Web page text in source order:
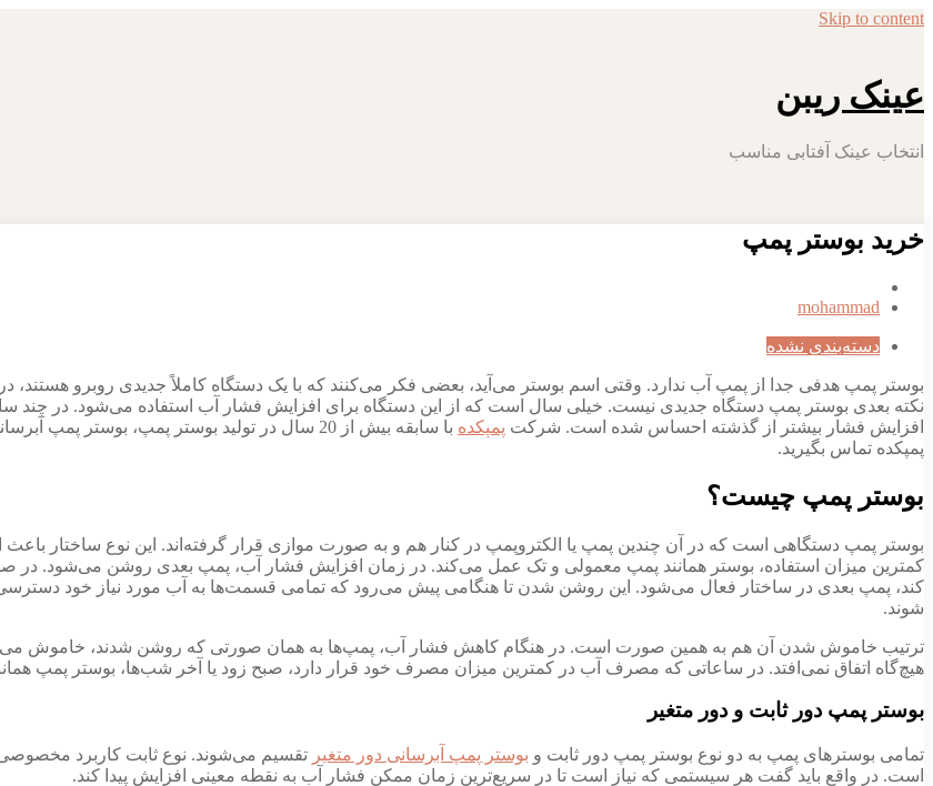
Skip to content
عینک ریبن
انتخاب عینک آفتابی مناسب
خرید بوستر پمپ
mohammad
دسته‌بندی نشده
بوستر پمپ هدفی جدا از پمپ آب ندارد. وقتی اسم بوستر می‌آید، بعضی فکر می‌کنند که با یک دستگاه کاملاً جدیدی روبرو هستند،
نکته بعدی بوستر پمپ دستگاه جدیدی نیست. خیلی سال است که از این دستگاه برای افزایش فشار آب استفاده می‌شود. در چند
افزایش فشار بیشتر از گذشته احساس شده است. شرکت پمپکده
با سابقه بیش از 20 سال در تولید بوستر پمپ،
پمپکده تماس بگیرید.
بوستر پمپ چیست؟
بوستر پمپ دستگاهی است که در آن چندین پمپ یا الکتروپمپ در کنار هم و به صورت موازی قرار گرفته‌اند. این نوع ساختار
کمترین میزان استفاده، بوستر همانند پمپ معمولی و تک عمل می‌کند. در زمان افزایش فشار آب، پمپ بعدی روشن می‌شود. در
کند، پمپ بعدی در ساختار فعال می‌شود. این روشن شدن تا هنگامی پیش می‌رود که تمامی قسمت‌ها به آب مورد نیاز خود دسترسی
شوند.
ترتیب خاموش شدن آن هم به همین صورت است. در هنگام کاهش فشار آب، پمپ‌ها به همان صورتی که روشن شدند، خاموش
هیچ‌گاه اتفاق نمی‌افتد. در ساعاتی که مصرف آب در کمترین میزان مصرف خود قرار دارد، صبح زود یا آخر شب‌ها، بوستر پمپ
بوستر پمپ دور ثابت و دور متغیر
تمامی بوسترهای پمپ به دو نوع بوستر پمپ دور ثابت و بوستر پمپ آبرسانی دور متغیر تقسیم می‌شوند. نوع ثابت کاربرد مخصوصی
است. در واقع باید گفت هر سیستمی که نیاز است تا در سریع‌ترین زمان ممکن فشار آب به نقطه معینی افزایش پیدا کند.